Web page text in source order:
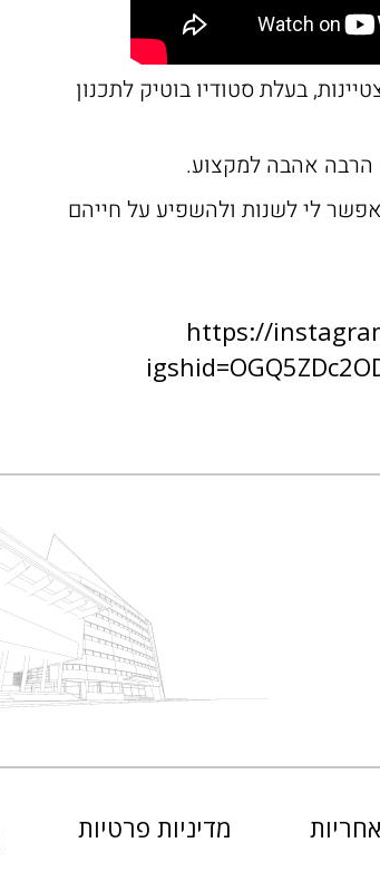
בעלת סטודיו בוטיק לתכנון
הרבה אהבה למקצוע.
לי לשנות ולהשפיע על חייהם
https://
מדיניות פרטיות